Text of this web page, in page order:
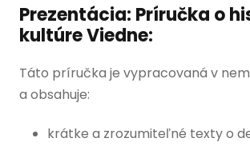
Prezentácia: Príručka o
kultúre Viedne:
Táto príručka je vypracovaná v
a obsahuje:
krátke a zrozumiteľné texty o